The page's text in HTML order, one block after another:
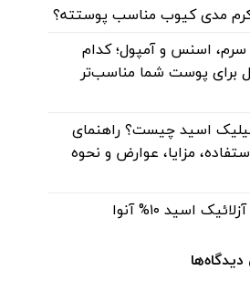
مدی کیوب مناسب پوستته؟
اسنس و آمپول؛ کدام
برای پوست شما مناسب‌تر
اسید چیست؟ راهنمای
مزایا، عوارض و نحوه
اسید ۱۰% آنوا